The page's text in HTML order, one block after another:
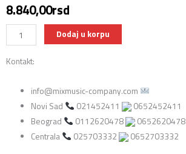
8.840,00rsd
DiMarzio
DP192BK
-
Zone
Magnet
električnu
Dodaj u korpu
Kontakt:
info@mixmusic-company.com
Novi Sad
021452411
0652452411
Beograd
0112620478
0652620478
Centrala
025703332 0652703332